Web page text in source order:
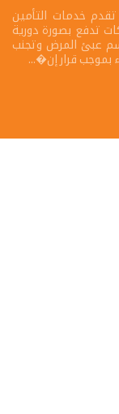
خدمات التأمين
تدفع بصورة دورية
عبئ المرض وتجنب
بموجب قرار إن�...